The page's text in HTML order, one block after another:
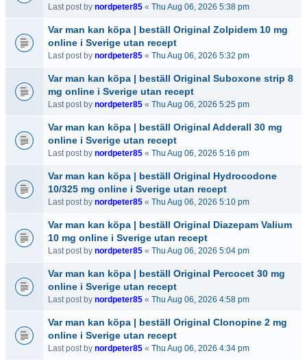
Last post by nordpeter85 « Thu Aug 06, 2026 5:38 pm
Var man kan köpa | beställ Original Zolpidem 10 mg
online i Sverige utan recept
Last post by nordpeter85 « Thu Aug 06, 2026 5:32 pm
Var man kan köpa | beställ Original Suboxone strip 8
mg online i Sverige utan recept
Last post by nordpeter85 « Thu Aug 06, 2026 5:25 pm
Var man kan köpa | beställ Original Adderall 30 mg
online i Sverige utan recept
Last post by nordpeter85 « Thu Aug 06, 2026 5:16 pm
Var man kan köpa | beställ Original Hydrocodone
10/325 mg online i Sverige utan recept
Last post by nordpeter85 « Thu Aug 06, 2026 5:10 pm
Var man kan köpa | beställ Original Diazepam Valium
10 mg online i Sverige utan recept
Last post by nordpeter85 « Thu Aug 06, 2026 5:04 pm
Var man kan köpa | beställ Original Percocet 30 mg
online i Sverige utan recept
Last post by nordpeter85 « Thu Aug 06, 2026 4:58 pm
Var man kan köpa | beställ Original Clonopine 2 mg
online i Sverige utan recept
Last post by nordpeter85 « Thu Aug 06, 2026 4:34 pm